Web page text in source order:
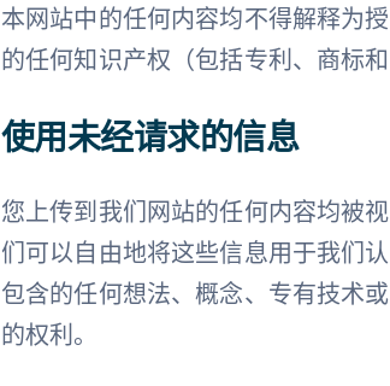
本网站中的任何内容均不得解释为
的任何知识产权（包括专利、商标
使用未经请求的信息
您上传到我们网站的任何内容均被
们可以自由地将这些信息用于我们
包含的任何想法、概念、专有技术
的权利。